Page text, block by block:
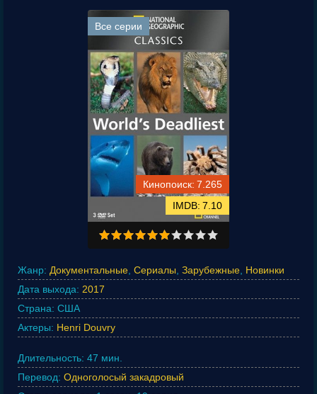
Все серии
7.265
7.10
Жанр: Документальные Сериалы Зарубежные Новинки
Дата выхода: 2017
Страна: США
Актеры: Henri Douvry
Длительность: 47 мин.
Перевод: Одноголосый закадровый